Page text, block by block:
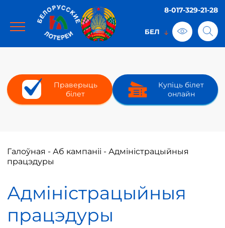
8-017-329-21-28
Праверыць
білет
Купіць білет
онлайн
Галоўная - Аб кампаніі - Адміністрацыйныя
працэдуры
Адміністрацыйныя
працэдуры